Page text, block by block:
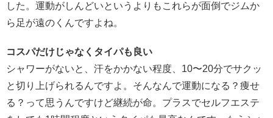
した。運動がしんどいというよりもこれらが面倒でジムか
ら足が遠のくんですよね。
コスパだけじゃなくタイパも良い
シャワーがないと、汗をかかない程度、10〜20分でサクッ
と切り上げられるんですよ。そんなんで運動になる？痩せ
る？って思うんですけど継続が命。プラスでセルフエステ